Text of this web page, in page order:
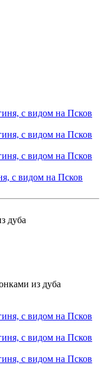
с видом на Псков
дуба
из дуба